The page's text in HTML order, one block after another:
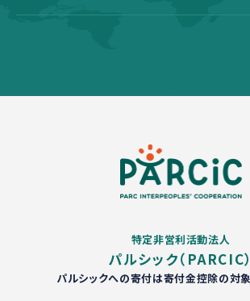
特定非営利活動法人
パルシック（PARCIC）
パルシックへの寄付は寄付金控除の対象